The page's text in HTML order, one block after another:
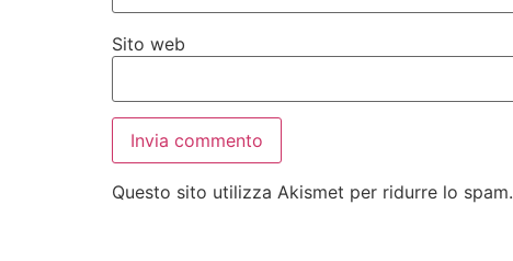
Sito web
Questo sito utilizza Akismet per ridurre lo spam.